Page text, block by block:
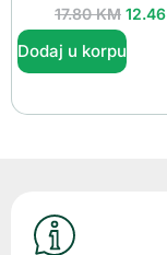
17.80KM 12.46
Dodaj u korpu